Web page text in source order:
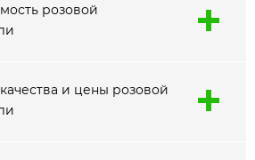
розовой
и цены розовой